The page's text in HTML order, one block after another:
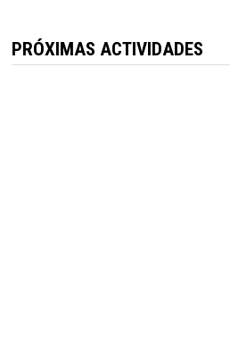
PRÓXIMAS ACTIVIDADES